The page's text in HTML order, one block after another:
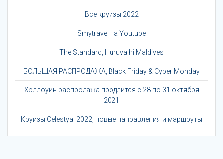
Все круизы 2022
Smytravel на Youtube
The Standard, Huruvalhi Maldives
БОЛЬШАЯ РАСПРОДАЖА, Black Friday & Cyber Monday
Хэллоуин распродажа продлится с 28 по 31 октября
2021
Круизы Celestyal 2022, новые направления и маршруты